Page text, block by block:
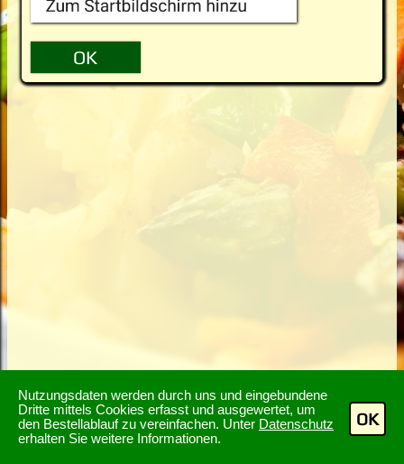
Nutzungsdaten werden durch uns und eingebundene
Dritte mittels Cookies erfasst und ausgewertet, um
den Bestellablauf zu vereinfachen. Unter Datenschutz
erhalten Sie weitere Informationen.
OK